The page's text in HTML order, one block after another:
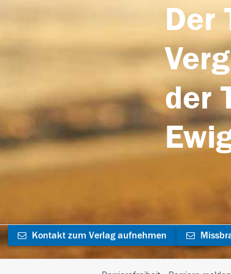
Der
der
Kontakt zum Verlag aufnehmen